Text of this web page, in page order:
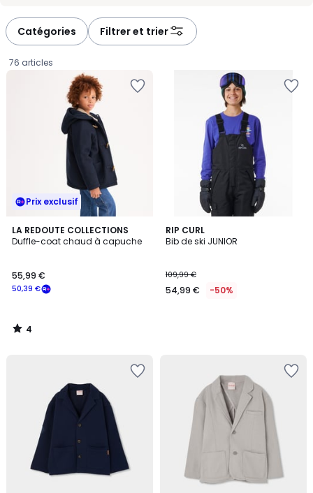
Catégories Filtrer et trier
76 articles
Prix exclusif
LA REDOUTE COLLECTIONS
Duffle-coat chaud à capuche
€
souscrivez
notre
programme
50,39 €
55,99 €
4
/
4
/
RIP CURL
Bib de ski JUNIOR
109,99 €
54,99 € -50%